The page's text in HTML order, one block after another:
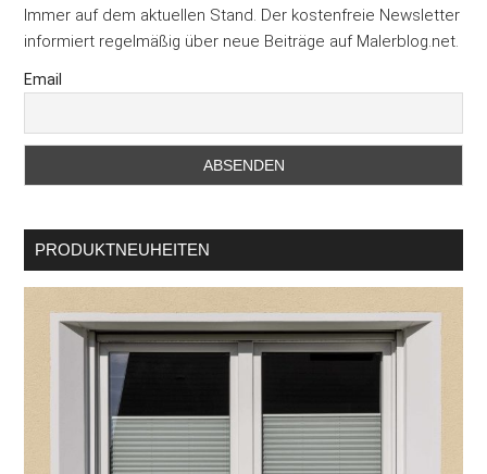
Immer auf dem aktuellen Stand. Der kostenfreie Newsletter
informiert regelmäßig über neue Beiträge auf Malerblog.net.
Email
PRODUKTNEUHEITEN